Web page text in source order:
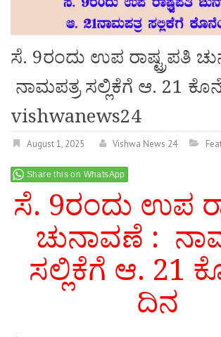
ಸೆ. 9ರಂದು ಉಪ ರಾಷ್ಟ್ರಪತಿ
ನಾಮಪತ್ರ ಸಲ್ಲಿಕೆಗೆ ಆ. 21
vishwanews24
August 1, 2025 Vishwa News 24
Share this on WhatsApp
ಸೆ. 9ರಂದು ಉಪ
ಚುನಾವಣೆ :
ಸಲ್ಲಿಕೆಗೆ ಆ. 21
ದಿನ